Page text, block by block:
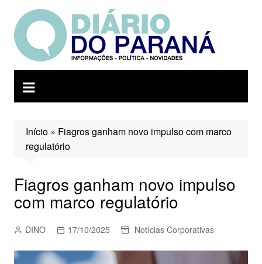
para
conteúdo
Início» Fiagros ganham novo impulso com marco
regulatório
Fiagros ganham novo impulso
com marco regulatório
DINO 17/10/2025 Notícias Corporativas